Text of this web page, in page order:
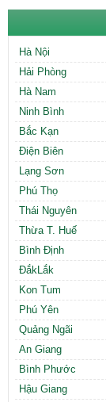
Hà Nội
Hải Phòng
Hà Nam
Ninh Bình
Bắc Kạn
Điện Biên
Lạng Sơn
Phú Thọ
Thái Nguyên
Thừa T. Huế
Bình Định
ĐắkLắk
Kon Tum
Phú Yên
Quảng Ngãi
An Giang
Bình Phước
Hậu Giang